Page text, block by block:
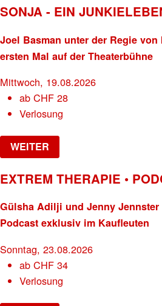
SONJA - EIN
Joel Basman unter der Regie
ersten Mal auf der Theaterbühne
Mittwoch, 19.08.2026
abCHF 28
Verlosung
WEITER
EXTREM THERAPIE •
Gülsha Adilji und Jenny
Podcast exklusiv im Kaufleuten
Sonntag, 23.08.2026
abCHF 34
Verlosung